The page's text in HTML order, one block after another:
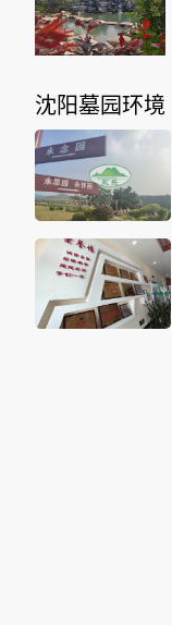
沈阳墓园环境